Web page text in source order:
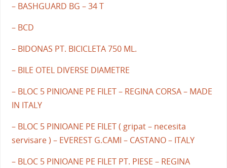
– BASHGUARD BG – 34 T
– BCD
– BIDONAS PT. BICICLETA 750 ML.
– BILE OTEL DIVERSE DIAMETRE
– BLOC 5 PINIOANE PE FILET – REGINA CORSA – MADE
IN ITALY
– BLOC 5 PINIOANE PE FILET ( gripat – necesita
servisare ) – EVEREST G.CAMI – CASTANO – ITALY
– BLOC 5 PINIOANE PE FILET PT. PIESE – REGINA